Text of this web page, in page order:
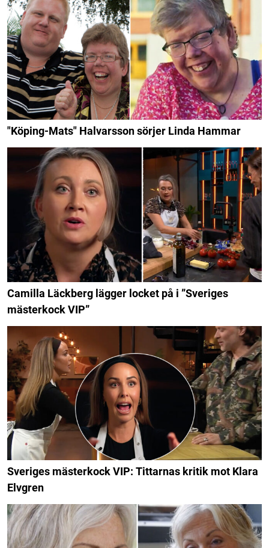
"Köping-Mats" Halvarsson sörjer Linda Hammar
Camilla Läckberg lägger locket på i ”Sveriges
mästerkock VIP”
Sveriges mästerkock VIP: Tittarnas kritik mot Klara
Elvgren